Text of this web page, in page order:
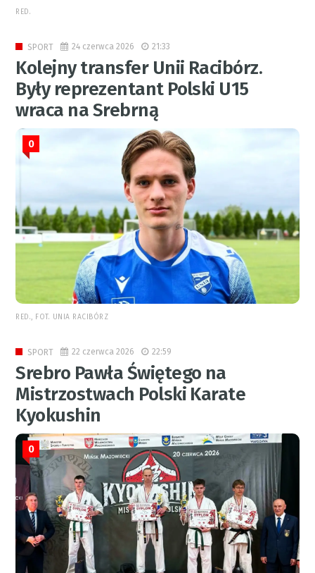
RED.
SPORT 24 czerwca 2026 21:33
Kolejny transfer Unii Racibórz.
Były reprezentant Polski U15
wraca na Srebrną
0
RED., FOT. UNIA RACIBÓRZ
SPORT 22 czerwca 2026 22:59
Srebro Pawła Świętego na
Mistrzostwach Polski Karate
Kyokushin
0